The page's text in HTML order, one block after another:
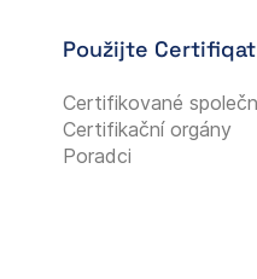
Použijte
Certifikované
Certifikační orgány
Poradci